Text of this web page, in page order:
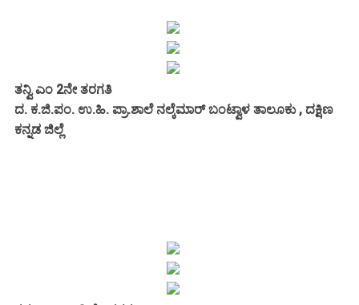
ತನ್ವಿ ಎಂ 2ನೇ ತರಗತಿ
ದ. ಕ.ಜಿ.ಪಂ. ಉ.ಹಿ. ಪ್ರಾ.ಶಾಲೆ ನಲ್ಕೆಮಾರ್ ಬಂಟ್ವಾಳ ತಾಲೂಕು , ದಕ್ಷಿಣ
ಕನ್ನಡ ಜಿಲ್ಲೆ